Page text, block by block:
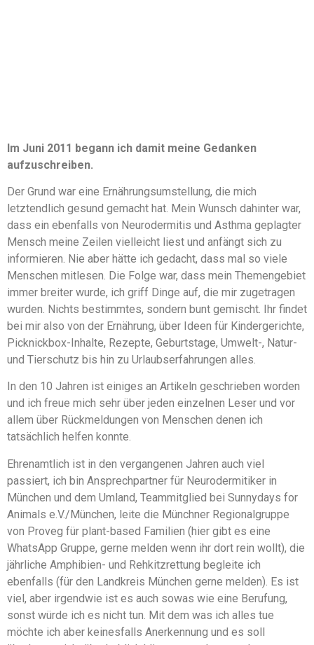
Im Juni 2011 begann ich damit meine Gedanken
aufzuschreiben.
Der Grund war eine Ernährungsumstellung, die mich
letztendlich gesund gemacht hat. Mein Wunsch dahinter war,
dass ein ebenfalls von Neurodermitis und Asthma geplagter
Mensch meine Zeilen vielleicht liest und anfängt sich zu
informieren. Nie aber hätte ich gedacht, dass mal so viele
Menschen mitlesen. Die Folge war, dass mein Themengebiet
immer breiter wurde, ich griff Dinge auf, die mir zugetragen
wurden. Nichts bestimmtes, sondern bunt gemischt. Ihr findet
bei mir also von der Ernährung, über Ideen für Kindergerichte,
Picknickbox-Inhalte, Rezepte, Geburtstage, Umwelt-, Natur-
und Tierschutz bis hin zu Urlaubserfahrungen alles.
In den 10 Jahren ist einiges an Artikeln geschrieben worden
und ich freue mich sehr über jeden einzelnen Leser und vor
allem über Rückmeldungen von Menschen denen ich
tatsächlich helfen konnte.
Ehrenamtlich ist in den vergangenen Jahren auch viel
passiert, ich bin Ansprechpartner für Neurodermitiker in
München und dem Umland, Teammitglied bei Sunnydays for
Animals e.V./München, leite die Münchner Regionalgruppe
von Proveg für plant-based Familien (hier gibt es eine
WhatsApp Gruppe, gerne melden wenn ihr dort rein wollt), die
jährliche Amphibien- und Rehkitzrettung begleite ich
ebenfalls (für den Landkreis München gerne melden). Es ist
viel, aber irgendwie ist es auch sowas wie eine Berufung,
sonst würde ich es nicht tun. Mit dem was ich alles tue
möchte ich aber keinesfalls Anerkennung und es soll